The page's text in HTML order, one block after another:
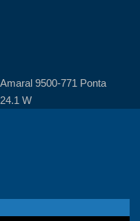
9500-771 Ponta
W